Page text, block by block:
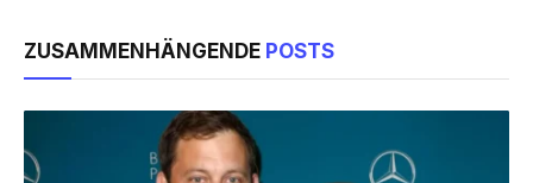
ZUSAMMENHÄNGENDE POSTS